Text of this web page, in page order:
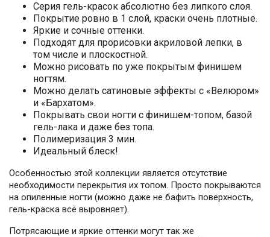
Серия гель-красок абсолютно без липкого слоя.
Покрытие ровно в 1 слой, краски очень плотные.
Яркие и сочные оттенки.
Подходят для прорисовки акриловой лепки, в
том числе и плоскостной.
Можно рисовать по уже покрытым финишем
ногтям.
Можно делать сатиновые эффекты с «Велюром»
и «Бархатом».
Покрывать свои ногти с финишем-топом, базой
гель-лака и даже без топа.
Полимеризация 3 мин.
Идеальный блеск!
Особенностью этой коллекции является отсутствие
необходимости перекрытия их топом. Просто покрываются
на опиленные ногти (можно даже не бафить поверхность,
гель-краска всё выровняет).
Потрясающие и яркие оттенки могут так же